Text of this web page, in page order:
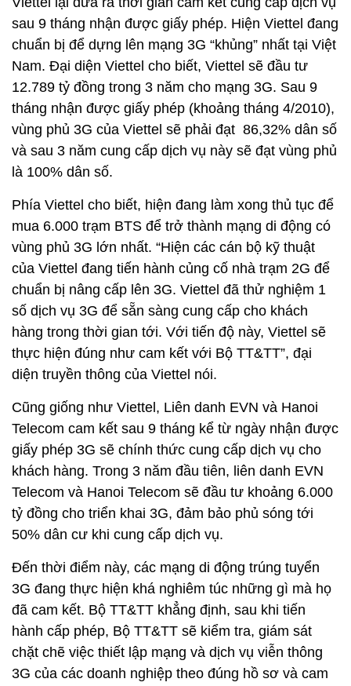
sau 9 tháng nhận được giấy phép. Hiện Viettel đang
chuẩn bị để dựng lên mạng 3G “khủng” nhất tại Việt
Nam. Đại diện Viettel cho biết, Viettel sẽ đầu tư
12.789 tỷ đồng trong 3 năm cho mạng 3G. Sau 9
tháng nhận được giấy phép (khoảng tháng 4/2010),
vùng phủ 3G của Viettel sẽ phải đạt 86,32% dân số
và sau 3 năm cung cấp dịch vụ này sẽ đạt vùng phủ
là 100% dân số.
Phía Viettel cho biết, hiện đang làm xong thủ tục để
mua 6.000 trạm BTS để trở thành mạng di động có
vùng phủ 3G lớn nhất. “Hiện các cán bộ kỹ thuật
của Viettel đang tiến hành củng cố nhà trạm 2G để
chuẩn bị nâng cấp lên 3G. Viettel đã thử nghiệm 1
số dịch vụ 3G để sẵn sàng cung cấp cho khách
hàng trong thời gian tới. Với tiến độ này, Viettel sẽ
thực hiện đúng như cam kết với Bộ TT&TT”, đại
diện truyền thông của Viettel nói.
Cũng giống như Viettel, Liên danh EVN và Hanoi
Telecom cam kết sau 9 tháng kể từ ngày nhận được
giấy phép 3G sẽ chính thức cung cấp dịch vụ cho
khách hàng. Trong 3 năm đầu tiên, liên danh EVN
Telecom và Hanoi Telecom sẽ đầu tư khoảng 6.000
tỷ đồng cho triển khai 3G, đảm bảo phủ sóng tới
50% dân cư khi cung cấp dịch vụ.
Đến thời điểm này, các mạng di động trúng tuyển
3G đang thực hiện khá nghiêm túc những gì mà họ
đã cam kết. Bộ TT&TT khẳng định, sau khi tiến
hành cấp phép, Bộ TT&TT sẽ kiểm tra, giám sát
chặt chẽ việc thiết lập mạng và dịch vụ viễn thông
3G của các doanh nghiệp theo đúng hồ sơ và cam